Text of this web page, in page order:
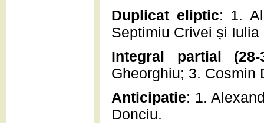
Duplicat eliptic: 1.
Septimiu Crivei și Iulia
Integral partial
Gheorghiu; 3. Cosmin
Anticipatie: 1.
Donciu.